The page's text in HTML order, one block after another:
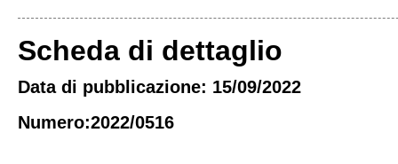
Scheda di dettaglio
Data di pubblicazione: 15/09/2022
Numero:2022/0516